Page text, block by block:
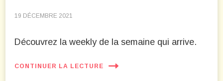
19 DÉCEMBRE 2021
Découvrez la weekly de la semaine qui arrive.
CONTINUER LA LECTURE